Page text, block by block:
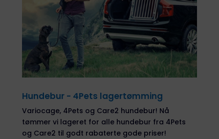
Hundebur - 4Pets lagertømming
Variocage, 4Pets og Care2 hundebur! Nå
tømmer vi lageret for alle hundebur fra 4Pets
og Care2 til godt rabaterte gode priser!